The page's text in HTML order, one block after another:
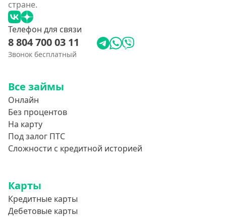
На зарплатную карту
Перевод средств на чужую карту без согласия
Похожие МФО
Наподобие Займера
Словно золотая корона
Привет Сосед
Квику
Веб-Займ
Лайм Займ
стране.
Телефон для связи
8 804 700 03 11
Звонок бесплатный
Все займы
Онлайн
Без процентов
На карту
Под залог ПТС
Сложности с кредитной историей
Карты
Кредитные карты
Дебетовые карты